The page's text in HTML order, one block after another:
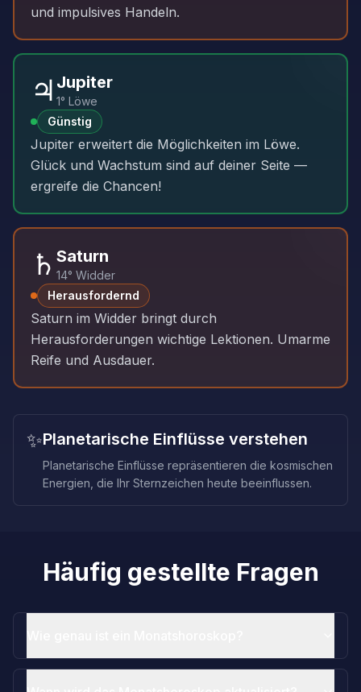
und impulsives Handeln.
♃ Jupiter
1° Löwe
Günstig
Jupiter erweitert die Möglichkeiten im Löwe.
Glück und Wachstum sind auf deiner Seite —
ergreife die Chancen!
♄ Saturn
14° Widder
Herausfordernd
Saturn im Widder bringt durch
Herausforderungen wichtige Lektionen. Umarme
Reife und Ausdauer.
✨Planetarische Einflüsse verstehen
Planetarische Einflüsse repräsentieren die kosmischen
Energien, die Ihr Sternzeichen heute beeinflussen.
Häufig gestellte Fragen